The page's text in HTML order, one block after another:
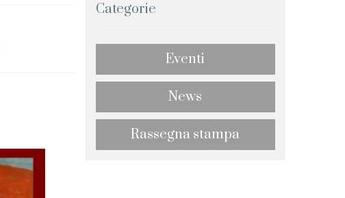
Categorie
Eventi
News
Rassegna stampa